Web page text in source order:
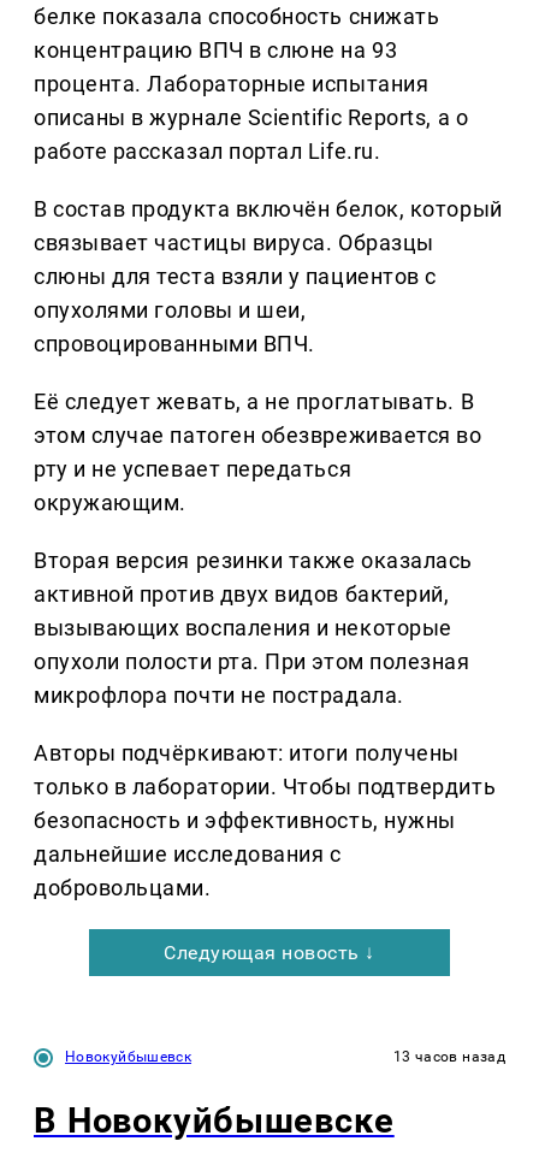
белке показала способность снижать
концентрацию ВПЧ в слюне на 93
процента. Лабораторные испытания
описаны в журнале Scientific Reports, а о
работе рассказал портал Life.ru.
В состав продукта включён белок, который
связывает частицы вируса. Образцы
слюны для теста взяли у пациентов с
опухолями головы и шеи,
спровоцированными ВПЧ.
Её следует жевать, а не проглатывать. В
этом случае патоген обезвреживается во
рту и не успевает передаться
окружающим.
Вторая версия резинки также оказалась
активной против двух видов бактерий,
вызывающих воспаления и некоторые
опухоли полости рта. При этом полезная
микрофлора почти не пострадала.
Авторы подчёркивают: итоги получены
только в лаборатории. Чтобы подтвердить
безопасность и эффективность, нужны
дальнейшие исследования с
добровольцами.
Следующая новость ↓
Новокуйбышевск 13 часов назад
В Новокуйбышевске